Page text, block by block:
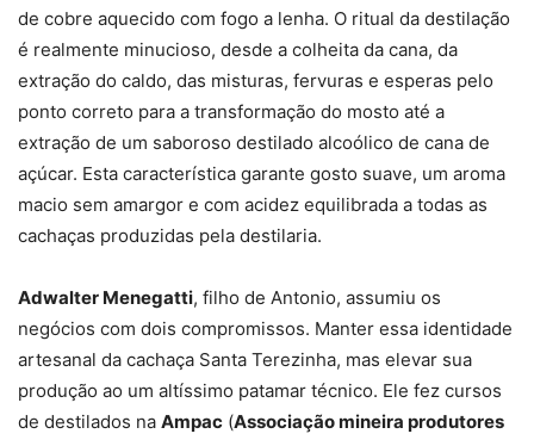
de cobre aquecido com fogo a lenha. O ritual da destilação
é realmente minucioso, desde a colheita da cana, da
extração do caldo, das misturas, fervuras e esperas pelo
ponto correto para a transformação do mosto até a
extração de um saboroso destilado alcoólico de cana de
açúcar. Esta característica garante gosto suave, um aroma
macio sem amargor e com acidez equilibrada a todas as
cachaças produzidas pela destilaria.
Adwalter Menegatti, filho de Antonio, assumiu os
negócios com dois compromissos. Manter essa identidade
artesanal da cachaça Santa Terezinha, mas elevar sua
produção ao um altíssimo patamar técnico. Ele fez cursos
de destilados na Ampac (Associação mineira produtores